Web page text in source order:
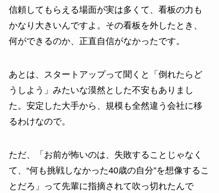
信頼してもらえる場面が実は多くて、看板の力も
かなり大きいんですよ。その看板を外したとき、
何ができるのか、正直自信がなかったです。
あとは、スタートアップって聞くと「倒れたらど
うしよう」みたいな漠然とした不安もありまし
た。安定した大手から、規模も全然違う会社に移
るわけなので。
ただ、「お前が怖いのは、失敗することじゃなく
て、“何も挑戦しなかった40歳の自分”を想像するこ
とだろ」って先輩に指摘されて吹っ切れたんで